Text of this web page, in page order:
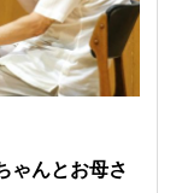
ゃんとお母さ